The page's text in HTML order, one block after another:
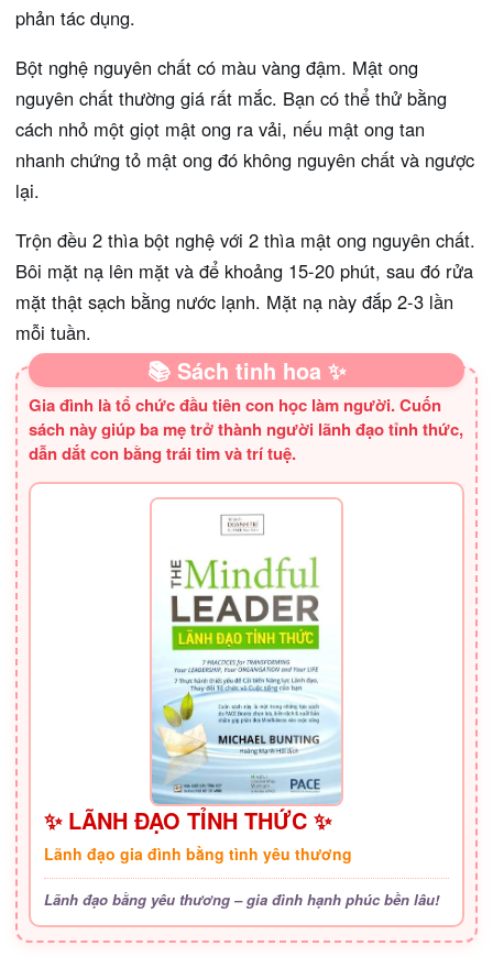
phản tác dụng.
Bột nghệ nguyên chất có màu vàng đậm. Mật ong
nguyên chất thường giá rất mắc. Bạn có thể thử bằng
cách nhỏ một giọt mật ong ra vải, nếu mật ong tan
nhanh chứng tỏ mật ong đó không nguyên chất và ngược
lại.
Trộn đều 2 thìa bột nghệ với 2 thìa mật ong nguyên chất.
Bôi mặt nạ lên mặt và để khoảng 15-20 phút, sau đó rửa
mặt thật sạch bằng nước lạnh. Mặt nạ này đắp 2-3 lần
mỗi tuần.
📚 Sách tinh hoa ✨
Gia đình là tổ chức đầu tiên con học làm người. Cuốn
sách này giúp ba mẹ trở thành người lãnh đạo tỉnh thức,
dẫn dắt con bằng trái tim và trí tuệ.
✨ LÃNH ĐẠO TỈNH THỨC ✨
Lãnh đạo gia đình bằng tình yêu thương
Lãnh đạo bằng yêu thương – gia đình hạnh phúc bền lâu!